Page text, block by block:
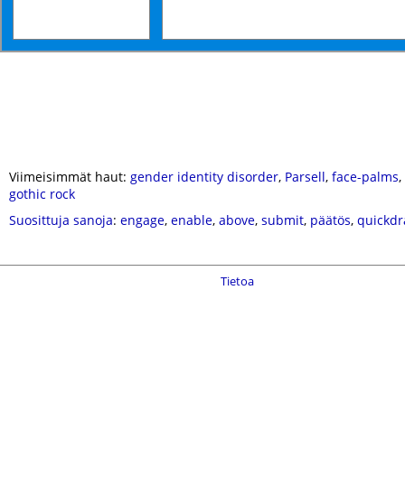
Viimeisimmät haut: gender identity disorder, Parsell, face-palms,
gothic rock
Suosittuja sanoja: engage, enable, above, submit, päätös,
Tietoa